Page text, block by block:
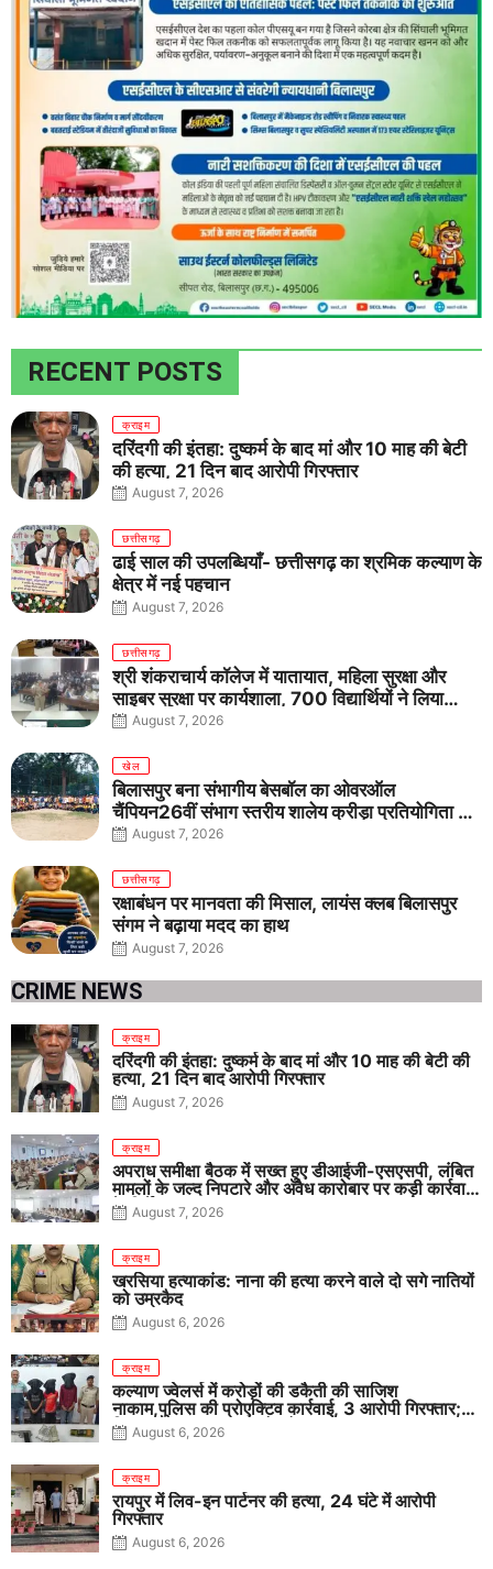
RECENT POSTS
क्राइम
दरिंदगी की इंतहा: दुष्कर्म के बाद मां और 10 माह की बेटी
की हत्या, 21 दिन बाद आरोपी गिरफ्तार
August 7, 2026
छत्तीसगढ़
ढाई साल की उपलब्धियाँ- छत्तीसगढ़ का श्रमिक कल्याण के
क्षेत्र में नई पहचान
August 7, 2026
छत्तीसगढ़
श्री शंकराचार्य कॉलेज में यातायात, महिला सुरक्षा और
साइबर सुरक्षा पर कार्यशाला, 700 विद्यार्थियों ने लिया
जागरूकता का संकल्प
August 7, 2026
खेल
बिलासपुर बना संभागीय बेसबॉल का ओवरऑल
चैंपियन26वीं संभाग स्तरीय शालेय क्रीड़ा प्रतियोगिता में
तीनों आयु वर्गों में शानदार प्रदर्शन
August 7, 2026
छत्तीसगढ़
रक्षाबंधन पर मानवता की मिसाल, लायंस क्लब बिलासपुर
संगम ने बढ़ाया मदद का हाथ
August 7, 2026
CRIME NEWS
क्राइम
दरिंदगी की इंतहा: दुष्कर्म के बाद मां और 10 माह की बेटी की
हत्या, 21 दिन बाद आरोपी गिरफ्तार
August 7, 2026
क्राइम
अपराध समीक्षा बैठक में सख्त हुए डीआईजी-एसएसपी, लंबित
मामलों के जल्द निपटारे और अवैध कारोबार पर कड़ी कार्रवाई
के निर्देश
August 7, 2026
क्राइम
खरसिया हत्याकांड: नाना की हत्या करने वाले दो सगे नातियों
को उम्रकैद
August 6, 2026
क्राइम
कल्याण ज्वेलर्स में करोड़ों की डकैती की साजिश
नाकाम,पुलिस की प्रोएक्टिव कार्रवाई, 3 आरोपी गिरफ्तार;
पिस्टल, कारतूस, चाकू और मोबाइल बरामद
August 6, 2026
क्राइम
रायपुर में लिव-इन पार्टनर की हत्या, 24 घंटे में आरोपी
गिरफ्तार
August 6, 2026